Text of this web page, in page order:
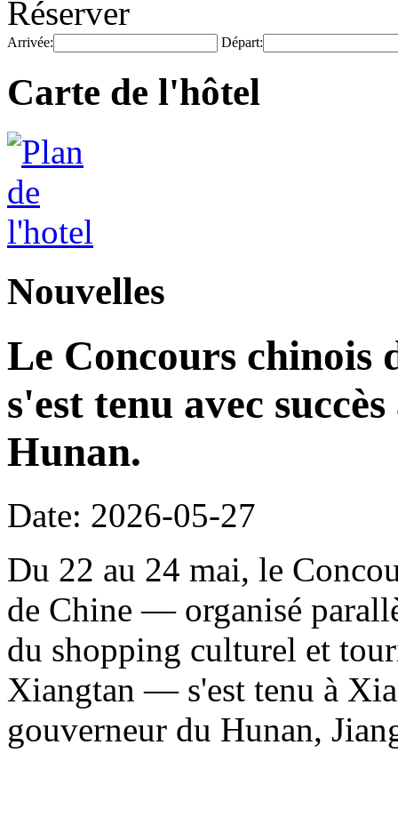
Réserver
Arrivée: Départ:
Carte de l'hôtel
Nouvelles
Le Concours chinois
s'est tenu avec
Hunan.
Date: 2026-05-27
Du 22 au 24 mai, le
de Chine — organisé
du shopping culturel et
Xiangtan — s'est tenu à
gouverneur du Hunan,